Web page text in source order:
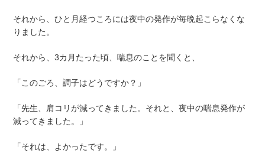
それから、ひと月経つころには夜中の発作が毎晩起こらなくな
りました。
それから、3カ月たった頃、喘息のことを聞くと、
「このごろ、調子はどうですか？」
「先生、肩コリが減ってきました。それと、夜中の喘息発作が
減ってきました。」
「それは、よかったです。」